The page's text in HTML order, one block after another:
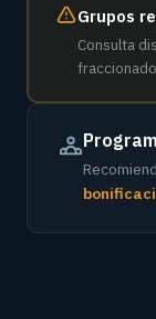
Grupos
Consulta